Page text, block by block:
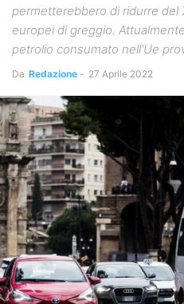
permetterebbero di ridurre del
europei di greggio.
petrolio consumato nell'Ue
Da Redazione - 27 Aprile 2022